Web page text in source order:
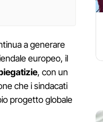
a generare
europeo, il
, con un
che i sindacati
progetto globale